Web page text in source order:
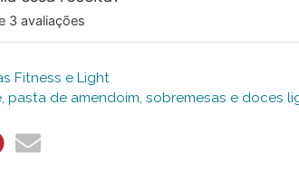
3 avaliações
Fitness e Light
, pasta de amendoim, sobremesas e doces
ShareShare